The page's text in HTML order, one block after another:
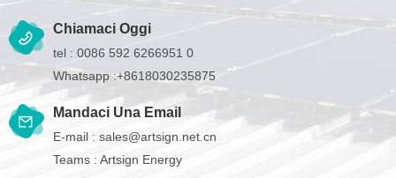
Chiamaci Oggi
tel : 0086 592 6266951 0
Whatsapp :+8618030235875
Mandaci Una Email
E-mail : sales@artsign.net.cn
Teams : Artsign Energy